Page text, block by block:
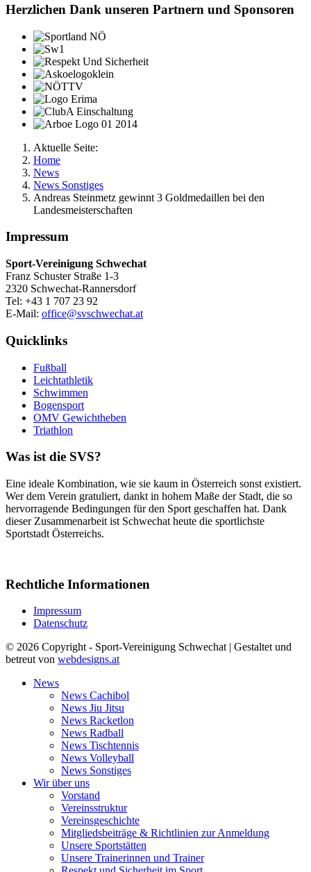
Herzlichen Dank unseren Partnern und Sponsoren
Aktuelle Seite:
Home
News
News Sonstiges
Andreas Steinmetz gewinnt 3 Goldmedaillen bei den
Landesmeisterschaften
Impressum
Sport-Vereinigung Schwechat
Franz Schuster Straße 1-3
2320 Schwechat-Rannersdorf
Tel: +43 1 707 23 92
E-Mail: office@svschwechat.at
Quicklinks
Fußball
Leichtathletik
Schwimmen
Bogensport
OMV Gewichtheben
Triathlon
Was ist die SVS?
Eine ideale Kombination, wie sie kaum in Österreich sonst existiert.
Wer dem Verein gratuliert, dankt in hohem Maße der Stadt, die so
hervorragende Bedingungen für den Sport geschaffen hat. Dank
dieser Zusammenarbeit ist Schwechat heute die sportlichste
Sportstadt Österreichs.
Rechtliche Informationen
Impressum
Datenschutz
© 2026 Copyright - Sport-Vereinigung Schwechat | Gestaltet und
betreut von webdesigns.at
News
News Cachibol
News Jiu Jitsu
News Racketlon
News Radball
News Tischtennis
News Volleyball
News Sonstiges
Wir über uns
Vorstand
Vereinsstruktur
Vereinsgeschichte
Mitgliedsbeiträge & Richtlinien zur Anmeldung
Unsere Sportstätten
Unsere Trainerinnen und Trainer